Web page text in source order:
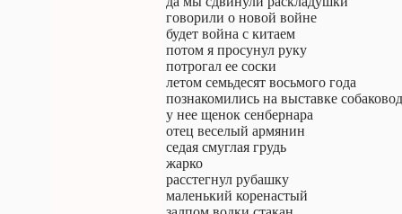
говорили о новой войне
будет война с китаем
потом я просунул руку
потрогал ее соски
летом семьдесят восьмого года
познакомились на выставке
у нее щенок сенбернара
отец веселый армянин
седая смуглая грудь
жарко
расстегнул рубашку
маленький коренастый